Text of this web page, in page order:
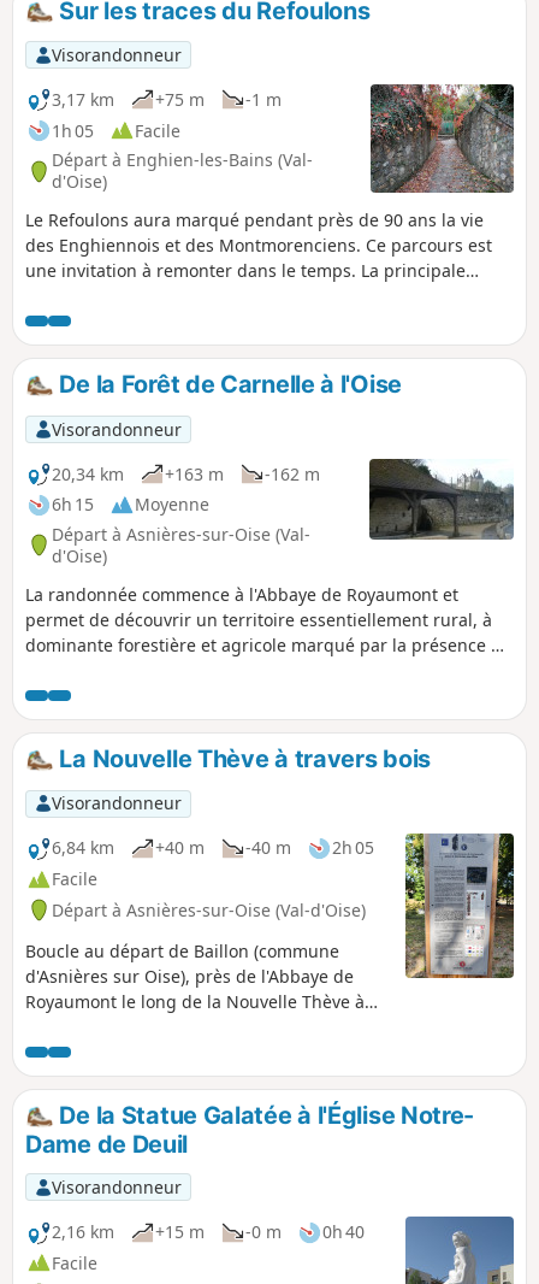
Sur les traces du Refoulons
Visorandonneur
3,17 km
+75 m
-1 m
1h 05
Facile
Départ à Enghien-les-Bains (Val-
d'Oise)
Le Refoulons aura marqué pendant près de 90 ans la vie
des Enghiennois et des Montmorenciens. Ce parcours est
une invitation à remonter dans le temps. La principale
historique : suivre le tracé de cette ancienne voie ferrée où
quelques vestiges subsistent encore ici et là. Ceux qui
aiment les vestiges ferroviaires se feront un véritable plaisir
de parcourir ce circuit.
De la Forêt de Carnelle à l'Oise
Visorandonneur
20,34 km
+163 m
-162 m
6h 15
Moyenne
Départ à Asnières-sur-Oise (Val-
d'Oise)
La randonnée commence à l'Abbaye de Royaumont et
permet de découvrir un territoire essentiellement rural, à
dominante forestière et agricole marqué par la présence de
de beaux points de vue sur le massif forestier de Carnelle et
la vallée de l'Oise. La traversée de quelques villages donne
un aperçu de leur richesse patrimoniale.
La Nouvelle Thève à travers bois
Visorandonneur
6,84 km
+40 m -40 m
2h 05
Facile
Départ à Asnières-sur-Oise (Val-d'Oise)
Boucle au départ de Baillon (commune
d'Asnières sur Oise), près de l'Abbaye de
Royaumont le long de la Nouvelle Thève à
De la Statue Galatée à l'Église Notre-
Dame de Deuil
Visorandonneur
2,16 km
+15 m -0 m
0h 40
Facile